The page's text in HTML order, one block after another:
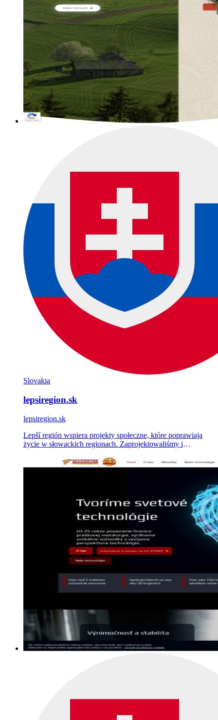
Slovakia
lepsiregion.sk
lepsiregion.sk
Lepší región wspiera projekty społeczne, które poprawiają
życie w słowackich regionach. Zaprojektowaliśmy i
oraz pomogliśmy wypracować strategię komunikacji.